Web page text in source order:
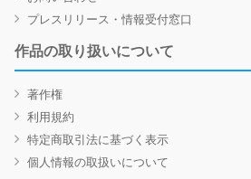
プレスリリース・情報受付窓口
作品の取り扱いについて
著作権
利用規約
特定商取引法に基づく表示
個人情報の取扱いについて